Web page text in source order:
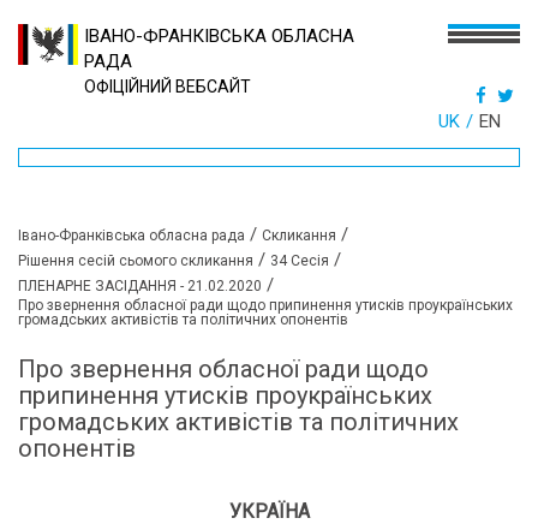
ІВАНО-ФРАНКІВСЬКА ОБЛАСНА
РАДА
ОФІЦІЙНИЙ ВЕБСАЙТ
UK EN
Івано-Франківська обласна рада / Скликання /
Рішення сесій сьомого скликання / 34 Сесія /
ПЛЕНАРНЕ ЗАСІДАННЯ - 21.02.2020 /
Про звернення обласної ради щодо припинення утисків проукраїнських
громадських активістів та політичних опонентів
Про звернення обласної ради щодо
припинення утисків проукраїнських
громадських активістів та політичних
опонентів
УКРАЇНА